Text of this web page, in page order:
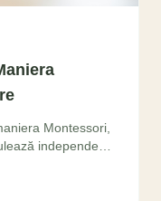
Montessori,
independența